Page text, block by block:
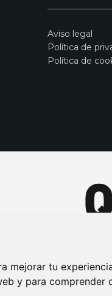
mejorar tu
y para comprender
Aviso legal
Política de
Política de
DE PRIVACIDAD